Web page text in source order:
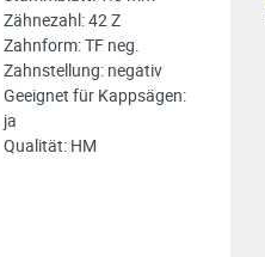
Zähnezahl: 42 Z
Zahnform: TF neg.
Zahnstellung: negativ
Geeignet für Kappsägen:
ja
Qualität: HM